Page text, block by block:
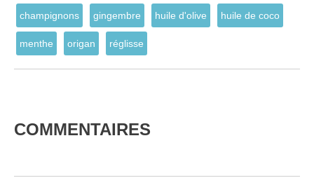
champignons gingembre huile d'olive huile de coco
menthe origan réglisse
COMMENTAIRES